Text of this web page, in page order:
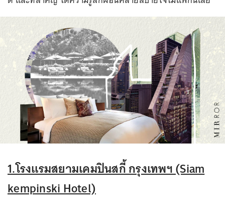
1.โรงแรมสยามเคมปินสกี้ กรุงเทพฯ (Siam
kempinski Hotel)